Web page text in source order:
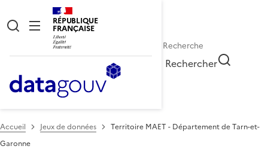
RÉPUBLIQUE
FRANÇAISE
Rechercher
Accueil Jeux de données
Territoire MAET - Département de Tarn-et-
Garonne